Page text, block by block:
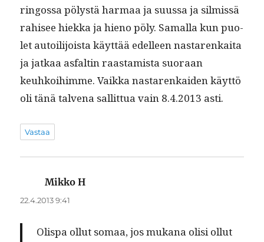
ringos­sa pölystä har­maa ja suus­sa ja silmis­sä
rahisee hiek­ka ja hieno pöly. Samal­la kun puo­
let autoil­i­joista käyt­tää edelleen nastarenkai­ta
ja jatkaa asfaltin raas­tamista suo­raan
keuhkoi­himme. Vaik­ka nastarenkaiden käyt­tö
oli tänä tal­ve­na sal­lit­tua vain 8.4.2013 asti.
Vastaa
Mikko H
22.4.2013 9:41
Olispa ollut somaa, jos mukana olisi ollut